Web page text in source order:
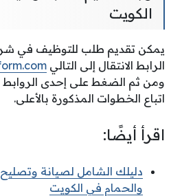
الكويت
يمكن تقديم طلب للتوظيف في
الرابط الانتقال إلى التالي
ومن ثم الضغط على إحدى الروابط
اتباع الخطوات المذكورة بالأعلى.
اقرأ أيضًا:
دليلك الشامل لصيانة
والحمام في الكويت